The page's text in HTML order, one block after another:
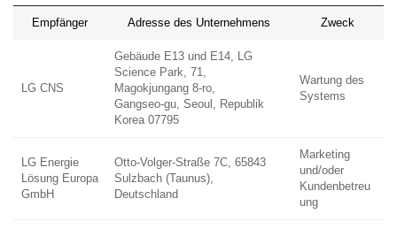
Empfänger Adresse des Unternehmens Zweck
LG CNS
Gebäude E13 und E14, LG
Science Park, 71,
Magokjungang 8-ro,
Gangseo-gu, Seoul, Republik
Korea 07795
Wartung des
Systems
LG Energie
Lösung Europa
GmbH
Otto-Volger-Straße 7C, 65843
Sulzbach (Taunus),
Deutschland
Marketing
und/oder
Kundenbetreu
ung